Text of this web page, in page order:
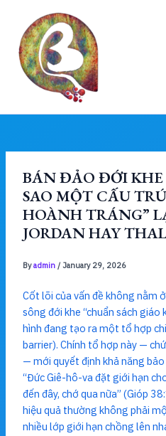
content
BÁN ĐẢO ĐỚI KHE
SAO MỘT CẤU
HOÀNH TRÁNG”
JORDAN HAY
Byadmin / January 29, 2026
Cốt lõi của vấn đề không nằm
sông đới khe “chuẩn sách giáo
hình đang tạo ra một tổ hợp
barrier). Chính tổ hợp này —
— mới quyết định khả năng
“Đức Giê-hô-va đặt giới hạn
đến đây, chớ qua nữa” (Gióp
hiệu quả thường không phải
nhiều lớp giới hạn chồng lên